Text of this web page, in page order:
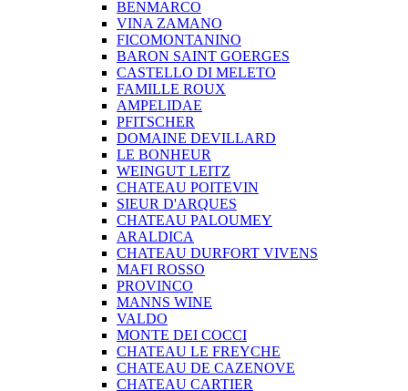
BENMARCO
VINA ZAMANO
FICOMONTANINO
BARON SAINT GOERGES
CASTELLO DI MELETO
FAMILLE ROUX
AMPELIDAE
PFITSCHER
DOMAINE DEVILLARD
LE BONHEUR
WEINGUT LEITZ
CHATEAU POITEVIN
SIEUR D'ARQUES
CHATEAU PALOUMEY
ARALDICA
CHATEAU DURFORT VIVENS
MAFI ROSSO
PROVINCO
MANNS WINE
VALDO
MONTE DEI COCCI
CHATEAU LE FREYCHE
CHATEAU DE CAZENOVE
CHATEAU CARTIER